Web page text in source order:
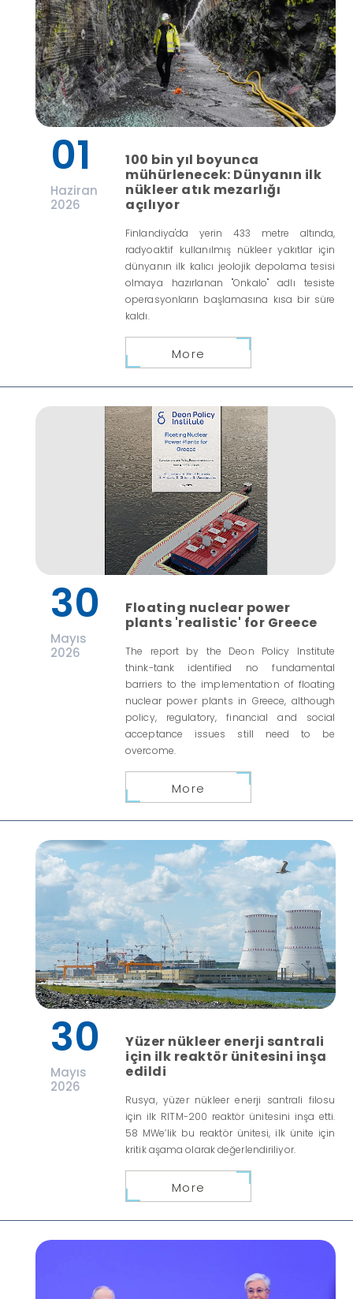
01
Haziran
2026
100 bin yıl boyunca
mühürlenecek: Dünyanın ilk
nükleer atık mezarlığı
açılıyor
Finlandiya'da yerin 433 metre altında,
radyoaktif kullanılmış nükleer yakıtlar için
dünyanın ilk kalıcı jeolojik depolama tesisi
olmaya hazırlanan "Onkalo" adlı tesiste
operasyonların başlamasına kısa bir süre
kaldı.
More
30
Mayıs
2026
Floating nuclear power
plants 'realistic' for Greece
The report by the Deon Policy Institute
think-tank identified no fundamental
barriers to the implementation of floating
nuclear power plants in Greece, although
policy, regulatory, financial and social
acceptance issues still need to be
overcome.
More
30
Mayıs
2026
Yüzer nükleer enerji santrali
için ilk reaktör ünitesini inşa
edildi
Rusya, yüzer nükleer enerji santrali filosu
için ilk RITM-200 reaktör ünitesini inşa etti.
58 MWe’lik bu reaktör ünitesi, ilk ünite için
kritik aşama olarak değerlendiriliyor.
More